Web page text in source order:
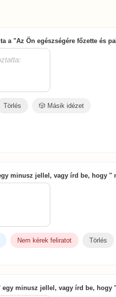
a "Az Ön egészségére főzette és
Törlés 🎲 Másik idézet
minusz jellel, vagy írd be, hogy "
Nem kérek feliratot Törlés
minusz jellel, vagy írd be, hogy